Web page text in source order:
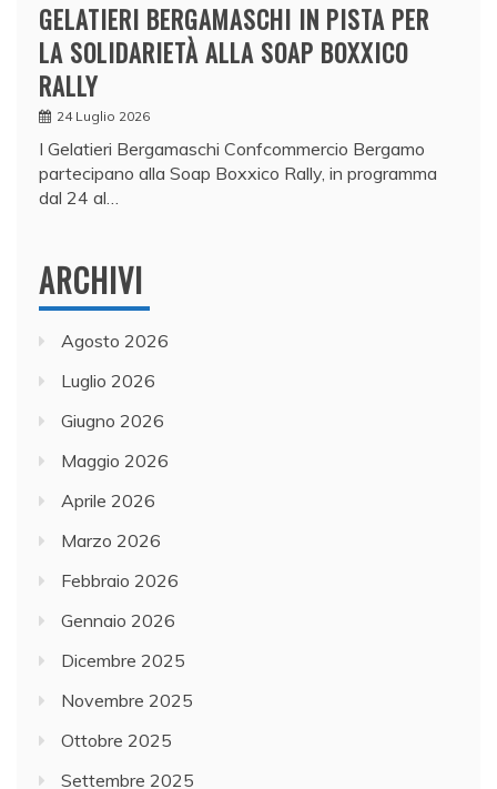
GELATIERI BERGAMASCHI IN PISTA PER
LA SOLIDARIETÀ ALLA SOAP BOXXICO
RALLY
24 Luglio 2026
I Gelatieri Bergamaschi Confcommercio Bergamo
partecipano alla Soap Boxxico Rally, in programma
dal 24 al…
ARCHIVI
Agosto 2026
Luglio 2026
Giugno 2026
Maggio 2026
Aprile 2026
Marzo 2026
Febbraio 2026
Gennaio 2026
Dicembre 2025
Novembre 2025
Ottobre 2025
Settembre 2025